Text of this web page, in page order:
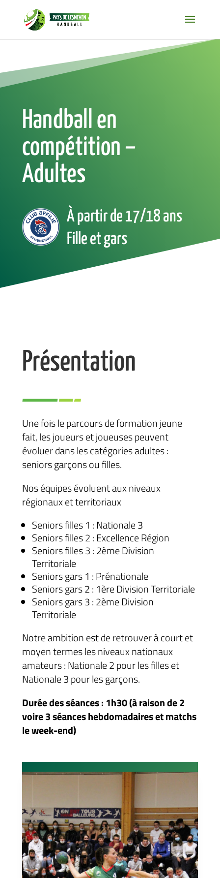
Handball en
compétition –
Adultes
À partir de 17/18 ans
Fille et gars
Présentation
Une fois le parcours de formation jeune
fait, les joueurs et joueuses peuvent
évoluer dans les catégories adultes :
seniors garçons ou filles.
Nos équipes évoluent aux niveaux
régionaux et territoriaux
Seniors filles 1 : Nationale 3
Seniors filles 2 : Excellence Région
Seniors filles 3 : 2ème Division
Territoriale
Seniors gars 1 : Prénationale
Seniors gars 2 : 1ère Division Territoriale
Seniors gars 3 : 2ème Division
Territoriale
Notre ambition est de retrouver à court et
moyen termes les niveaux nationaux
amateurs : Nationale 2 pour les filles et
Nationale 3 pour les garçons.
Durée des séances : 1h30 (à raison de 2
voire 3 séances hebdomadaires et matchs
le week-end)